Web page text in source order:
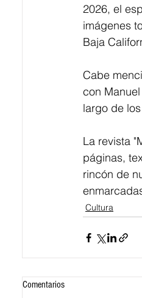
2026, el
imágenes
Baja
Cabe
con
largo de
La revista
páginas,
rincón de
Cultura
Comentarios